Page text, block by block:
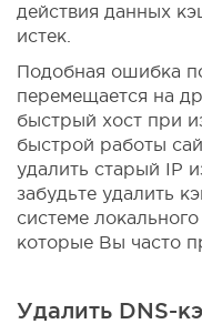
действия данных
истек.
Подобная ошибка
перемещается на
быстрый хост при
быстрой работы
удалить старый IP
забудьте удалить
системе
которые Вы часто
Удалить DNS-